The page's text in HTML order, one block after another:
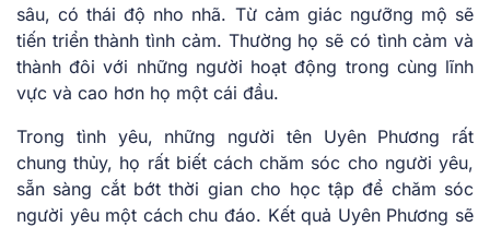
sâu, có thái độ nho nhã. Từ cảm giác ngưỡng mộ sẽ
tiến triển thành tình cảm. Thường họ sẽ có tình cảm và
thành đôi với những người hoạt động trong cùng lĩnh
vực và cao hơn họ một cái đầu.
Trong tình yêu, những người tên Uyên Phương rất
chung thủy, họ rất biết cách chăm sóc cho người yêu,
sẵn sàng cắt bớt thời gian cho học tập để chăm sóc
người yêu một cách chu đáo. Kết quả Uyên Phương sẽ